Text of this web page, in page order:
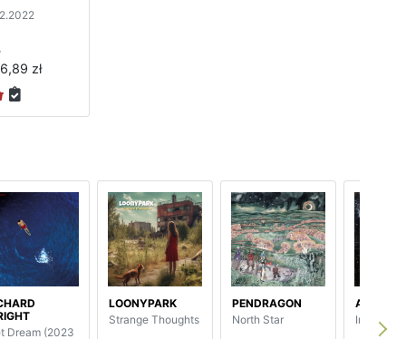
zł
Dream (2023
LOONYPARK
Strange Thoughts
PENDRAGON
North Star
ANUBIS